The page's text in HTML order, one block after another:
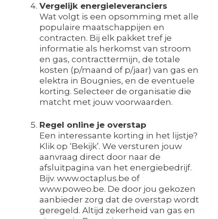
Vergelijk energieleveranciers
Wat volgt is een opsomming met alle
populaire maatschappijen en
contracten. Bij elk pakket tref je
informatie als herkomst van stroom
en gas, contracttermijn, de totale
kosten (p/maand of p/jaar) van gas en
elektra in Bougnies, en de eventuele
korting. Selecteer de organisatie die
matcht met jouw voorwaarden.
Regel online je overstap
Een interessante korting in het lijstje?
Klik op ‘Bekijk’. We versturen jouw
aanvraag direct door naar de
afsluitpagina van het energiebedrijf.
Bijv. www.octaplus.be of
www.poweo.be. De door jou gekozen
aanbieder zorg dat de overstap wordt
geregeld. Altijd zekerheid van gas en